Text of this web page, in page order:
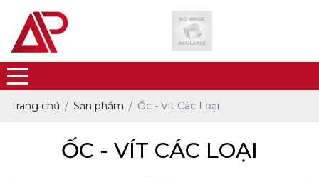
Trang chủ Sản phẩm Ốc - Vít Các Loại
ỐC - VÍT CÁC LOẠI